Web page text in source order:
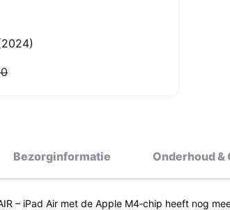
Bezorginformatie Onderhoud &
– iPad Air met de Apple M4‑chip heeft nog